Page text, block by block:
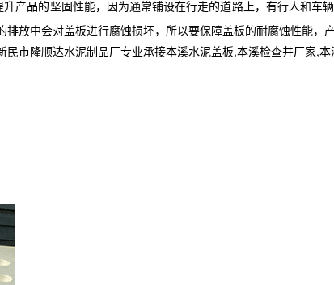
产品的坚固性能，因为通常铺设在行走的道路上，有行人和车
放中会对盖板进行腐蚀损坏，所以要保障盖板的耐腐蚀性能，
市隆顺达水泥制品厂专业承接本溪水泥盖板,本溪检查井厂家,